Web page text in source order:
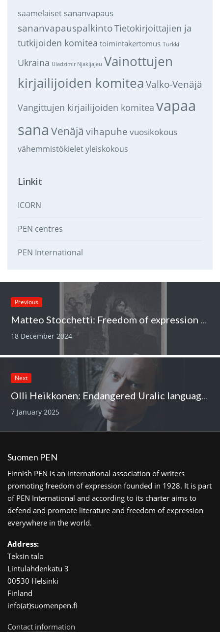
saamelaiset sananvapaus
sananvapauspalkintoTietokirjoittajien ja
tutkijoiden komitea toimintakertomus Turkki
Ukraina Uladzimir Njakljajeu Vainottujen
kirjailijoiden komitea Valko-Venäjä
Vangittujen kirjailijoiden komitea vapaa
sana Venäjä vihapuhe vuosikokous
vähemmistökieletyleiskokous
Linkit
ICORN
PEN centres
PEN International
Previous
Matteo Stocchetti: Freedom of expression and genocide
18 December 2024
Next
Olli Heikkonen: Endangered Uralic languages
7 January 2025
Suomen PEN
Finnish PEN is an international association of writers
promoting freedom of expression founded in 1928. It is part
of PEN International and according to its charter aims to
defend and promote literature and freedom of expression
everywhere in the world.
Address:
Teksin talo
Lintulahdenkatu 3
00530 Helsinki
Finland
info(at)suomenpen.fi
Contact information